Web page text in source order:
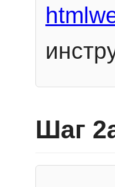
Шаг